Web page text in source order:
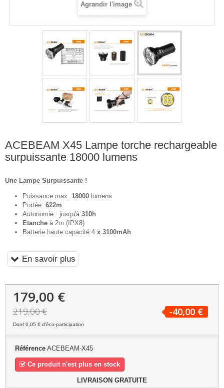
Agrandir l'image
ACEBEAM X45 Lampe torche rechargeable
surpuissante 18000 lumens
Une Lampe Surpuissante !
Puissance max: 18000 lumens
Portée: 622m
Autonomie : jusqu'à 310h
Etanche à 2m (IPX8)
Batterie haute capacité 4 x 3100mAh.
En savoir plus
179,00 €
-40,00 €
219,00 €
Dont 0,05 € d'éco-participation
Référence ACEBEAM-X45
Ce produit n'est plus en stock
LIVRAISON GRATUITE